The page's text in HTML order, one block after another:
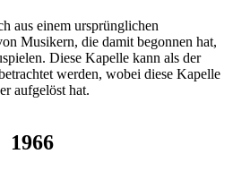
aus einem ursprünglichen
Musikern, die damit begonnen hat,
Diese Kapelle kann als der
werden, wobei diese Kapelle
aufgelöst hat.
1966